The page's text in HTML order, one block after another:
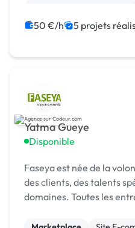
Gestion site web
50 €/h 5 projets
Yatma Gueye
Disponible
Faseya est née de la
des clients, des talents
domaines. Toutes les